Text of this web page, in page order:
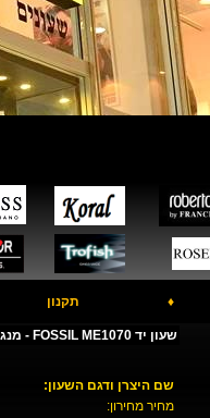
♦ תקנון
שעון יד FOSSIL ME1070 - מנגנון מכני
שם היצרן ודגם השעון:
מחיר מחירון: